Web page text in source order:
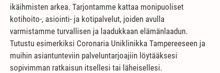
ikäihmisten arkea. Tarjontamme kattaa monipuoliset
kotihoito-, asiointi- ja kotipalvelut, joiden avulla
varmistamme turvallisen ja laadukkaan elämänlaadun.
Tutustu esimerkiksi Coronaria Uniklinikka Tampereeseen ja
muihin asiantunteviin palveluntarjoajiin löytääksesi
sopivimman ratkaisun itsellesi tai läheisellesi.